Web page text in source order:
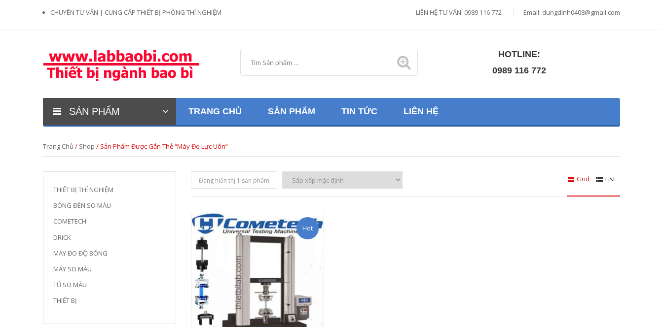
CHUYÊN TƯ VẤN | CUNG CẤP THIẾT BỊ PHÒNG THÍ NGHIỆM LIÊN HỆ TƯ VẤN: 0989 116 772 Email: dungdinh0408@gmail.com
HOTLINE:
0989 116 772
SẢN PHẨM TRANG CHỦ SẢN PHẨM TIN TỨC LIÊN HỆ
Trang Chủ / Shop / Sản Phẩm Được Gắn Thẻ “máy Đo Lực Uốn”
THIẾT BỊ THÍ NGHIỆM
BÓNG ĐÈN SO MÀU
COMETECH
DRICK
MÁY ĐO ĐỘ BÓNG
MÁY SO MÀU
TỦ SO MÀU
THIẾT BỊ
Grid List
Đang hiển thị 1 sản phẩm
Hot